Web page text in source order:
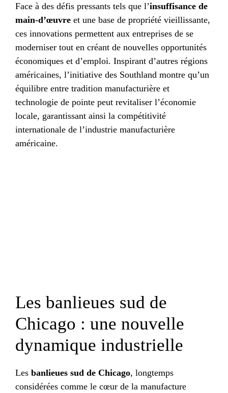
Face à des défis pressants tels que l’insuffisance de
main-d’œuvre et une base de propriété vieillissante,
ces innovations permettent aux entreprises de se
moderniser tout en créant de nouvelles opportunités
économiques et d’emploi. Inspirant d’autres régions
américaines, l’initiative des Southland montre qu’un
équilibre entre tradition manufacturière et
technologie de pointe peut revitaliser l’économie
locale, garantissant ainsi la compétitivité
internationale de l’industrie manufacturière
américaine.
Les banlieues sud de
Chicago : une nouvelle
dynamique industrielle
Les banlieues sud de Chicago, longtemps
considérées comme le cœur de la manufacture